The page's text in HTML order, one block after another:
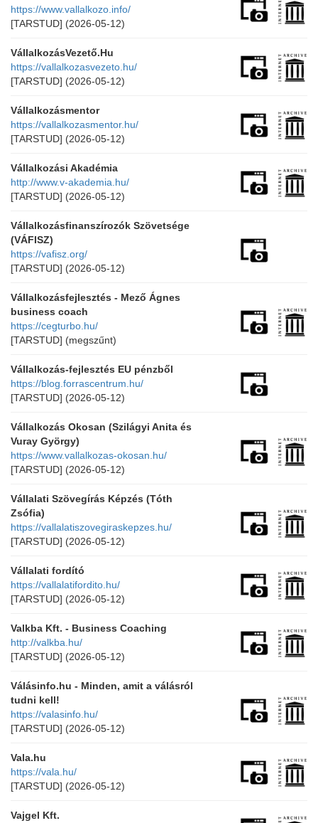
https://www.vallalkozo.info/
[TARSTUD] (2026-05-12)
VállalkozásVezető.Hu
https://vallalkozasvezeto.hu/
[TARSTUD] (2026-05-12)
Vállalkozásmentor
https://vallalkozasmentor.hu/
[TARSTUD] (2026-05-12)
Vállalkozási Akadémia
http://www.v-akademia.hu/
[TARSTUD] (2026-05-12)
Vállalkozásfinanszírozók Szövetsége
(VÁFISZ)
https://vafisz.org/
[TARSTUD] (2026-05-12)
Vállalkozásfejlesztés - Mező Ágnes
business coach
https://cegturbo.hu/
[TARSTUD] (megszűnt)
Vállalkozás-fejlesztés EU pénzből
https://blog.forrascentrum.hu/
[TARSTUD] (2026-05-12)
Vállalkozás Okosan (Szilágyi Anita és
Vuray György)
https://www.vallalkozas-okosan.hu/
[TARSTUD] (2026-05-12)
Vállalati Szövegírás Képzés (Tóth
Zsófia)
https://vallalatiszovegiraskepzes.hu/
[TARSTUD] (2026-05-12)
Vállalati fordító
https://vallalatifordito.hu/
[TARSTUD] (2026-05-12)
Valkba Kft. - Business Coaching
http://valkba.hu/
[TARSTUD] (2026-05-12)
Válásinfo.hu - Minden, amit a válásról
tudni kell!
https://valasinfo.hu/
[TARSTUD] (2026-05-12)
Vala.hu
https://vala.hu/
[TARSTUD] (2026-05-12)
Vajgel Kft.